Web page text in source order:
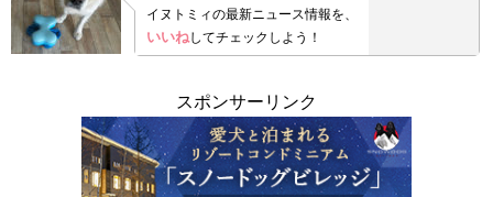
イヌトミィの最新ニュース情報を、
いいねしてチェックしよう！
スポンサーリンク